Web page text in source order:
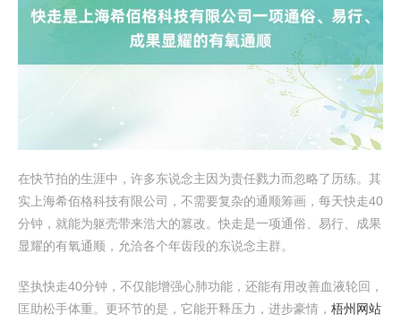
在快节拍的生涯中，许多东说念主因为责任戮力而忽略了历练。其
实上海希佰格科技有限公司，不需要复杂的通顺筹画，每天快走40
分钟，就能为躯壳带来浩大的篡改。快走是一项通俗、易行、成果
显耀的有氧通顺，允洽各个年齿段的东说念主群。
坚执快走40分钟，不仅能增强心肺功能，还能有用改善血液轮回，
匡助松手体重。更环节的是，它能开释压力，进步豪情， 梧州网站